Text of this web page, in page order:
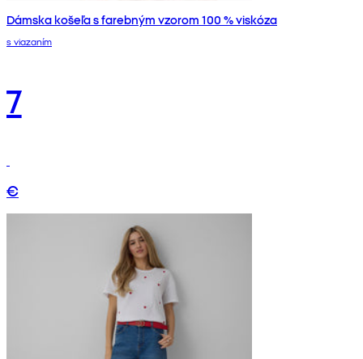
Dámska košeľa s farebným vzorom 100 % viskóza
s viazaním
7
€